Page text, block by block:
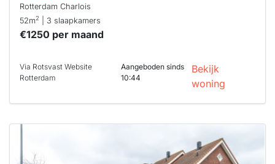
Rotterdam Charlois
52m2 | 3 slaapkamers
€1250 per maand
Via Rotsvast Website
Rotterdam
Aangeboden sinds
10:44
Bekijk
woning